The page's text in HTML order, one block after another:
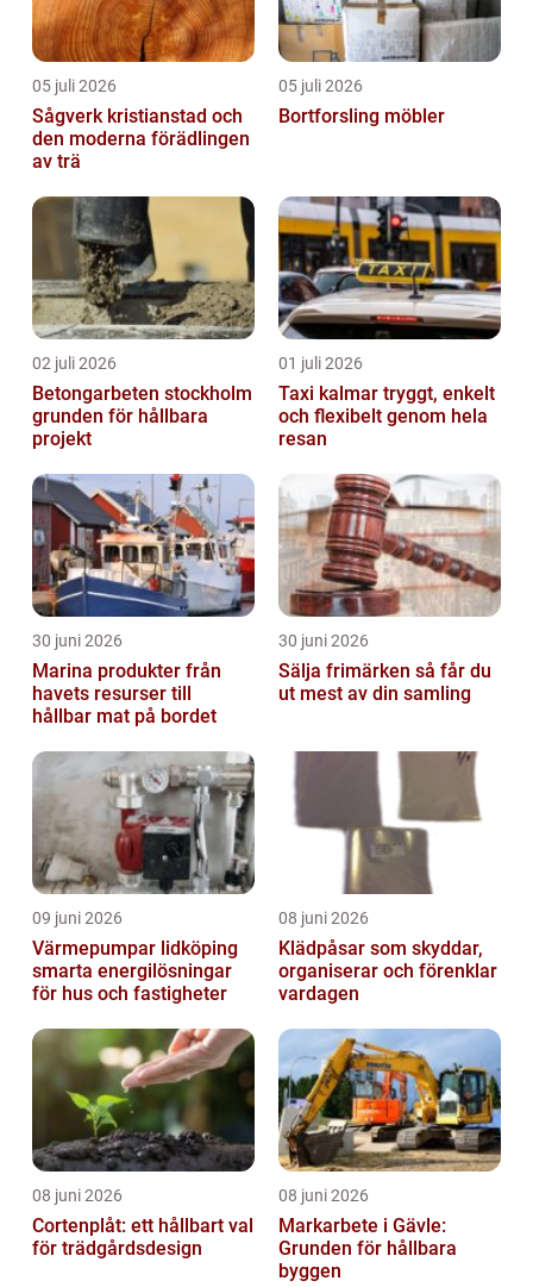
05 juli 2026
Sågverk kristianstad och
den moderna förädlingen
av trä
05 juli 2026
Bortforsling möbler
02 juli 2026
Betongarbeten stockholm
grunden för hållbara
projekt
01 juli 2026
Taxi kalmar tryggt, enkelt
och flexibelt genom hela
resan
30 juni 2026
Marina produkter från
havets resurser till
hållbar mat på bordet
30 juni 2026
Sälja frimärken så får du
ut mest av din samling
09 juni 2026
Värmepumpar lidköping
smarta energilösningar
för hus och fastigheter
08 juni 2026
Klädpåsar som skyddar,
organiserar och förenklar
vardagen
08 juni 2026
Cortenplåt: ett hållbart val
för trädgårdsdesign
08 juni 2026
Markarbete i Gävle:
Grunden för hållbara
byggen